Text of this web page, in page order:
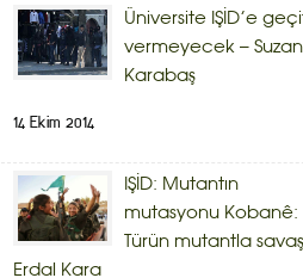
Üniversite IŞİD’e
vermeyecek – Suzan
Karabaş
14 Ekim 2014
IŞİD: Mutantın
mutasyonu Kobanê:
Türün mutantla
Erdal Kara